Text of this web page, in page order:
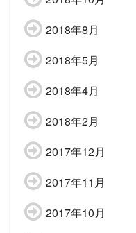
2018年8月
2018年5月
2018年4月
2018年2月
2017年12月
2017年11月
2017年10月